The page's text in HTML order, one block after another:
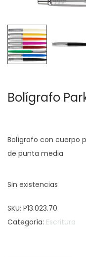
Bolígrafo
Bolígrafo con cuerpo
de punta media
Sin existencias
SKU: P13.023.70
Categoría: Escritura